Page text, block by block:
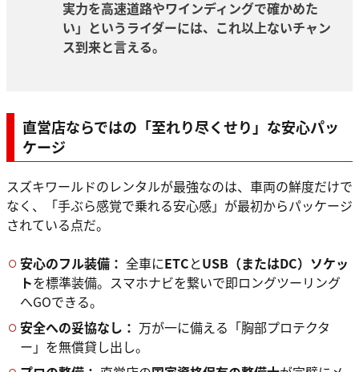
実力を高速道路やワインディングで確かめた
い」というライダーには、これ以上ないチャン
ス到来と言える。
直営店ならではの「至れり尽くせり」な安心パッ
ケージ
スズキワールドのレンタルが最強なのは、車両の鮮度だけで
なく、「手ぶら感覚で乗れる安心感」が最初からパッケージ
されている点だ。
安心のフル装備： 全車にETCとUSB（またはDC）ソケッ
トを標準装備。スマホナビを繋いで即ロングツーリング
へGOできる。
安全への妥協なし： 万が一に備える「胸部プロテクタ
ー」を無償貸し出し。